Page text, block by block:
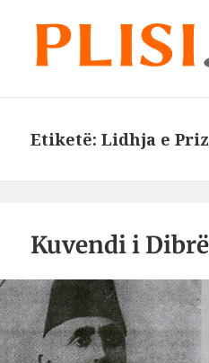
Etiketë:Lidhja e
Kuvendi i